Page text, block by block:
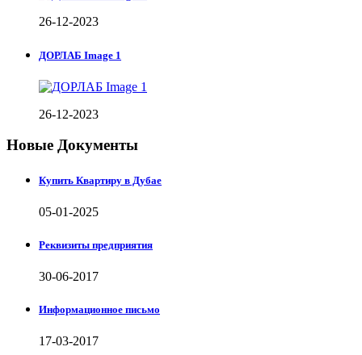
26-12-2023
ДОРЛАБ Image 1
26-12-2023
Новые Документы
Купить Квартиру в Дубае
05-01-2025
Реквизиты предприятия
30-06-2017
Информационное письмо
17-03-2017